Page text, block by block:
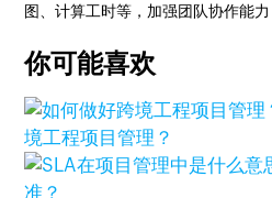
图、计算工时等，加强团队协作能力
你可能喜欢
境工程项目管理？